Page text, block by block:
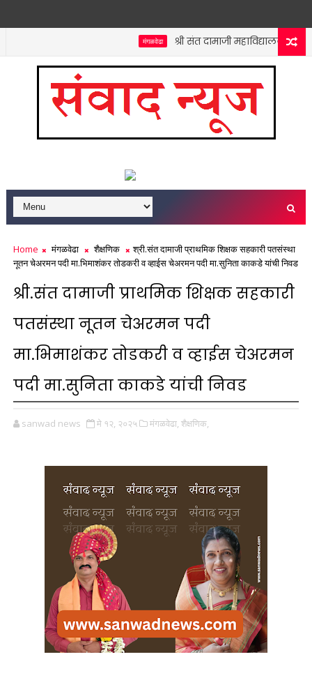
श्री संत दामाजी महाविद्यालयात
Home मंगळवेढा शैक्षणिक
श्री.संत दामाजी प्राथमिक शिक्षक सहकारी पतसंस्था
नूतन चेअरमन पदी मा.भिमाशंकर तोडकरी व व्हाईस चेअरमन पदी मा.सुनिता काकडे यांची निवड
श्री.संत दामाजी प्राथमिक शिक्षक सहकारी
पतसंस्था नूतन चेअरमन पदी
मा.भिमाशंकर तोडकरी व व्हाईस चेअरमन
पदी मा.सुनिता काकडे यांची निवड
sanwad news मे १२, २०२५ मंगळवेढा, शैक्षणिक,